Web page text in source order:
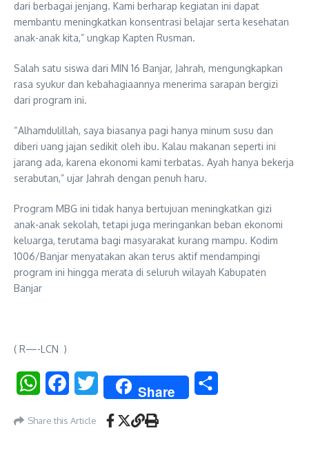
dari berbagai jenjang. Kami berharap kegiatan ini dapat
membantu meningkatkan konsentrasi belajar serta kesehatan
anak-anak kita,” ungkap Kapten Rusman.
Salah satu siswa dari MIN 16 Banjar, Jahrah, mengungkapkan
rasa syukur dan kebahagiaannya menerima sarapan bergizi
dari program ini.
“Alhamdulillah, saya biasanya pagi hanya minum susu dan
diberi uang jajan sedikit oleh ibu. Kalau makanan seperti ini
jarang ada, karena ekonomi kami terbatas. Ayah hanya bekerja
serabutan,” ujar Jahrah dengan penuh haru.
Program MBG ini tidak hanya bertujuan meningkatkan gizi
anak-anak sekolah, tetapi juga meringankan beban ekonomi
keluarga, terutama bagi masyarakat kurang mampu. Kodim
1006/Banjar menyatakan akan terus aktif mendampingi
program ini hingga merata di seluruh wilayah Kabupaten
Banjar
( R—-LCN )
WhatsAppFacebookTwitter Share
Share this Article